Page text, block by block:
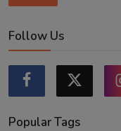
Follow Us
Popular Tags